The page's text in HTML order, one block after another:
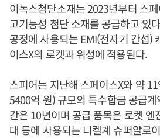
이녹스첨단소재는 2023년부터 스
고기능성 첨단 소재를 공급하고 있
공정에 사용되는 EMI(전자기 간섭)
이스X의 로켓과 위성에 적용된다.
스피어는 지난해 스페이스X와 약
5400억 원) 규모의 특수합금 공급
간은 10년이며 공급 품목은 로켓 엔
대 등에 사용되는 니켈계 슈퍼알로